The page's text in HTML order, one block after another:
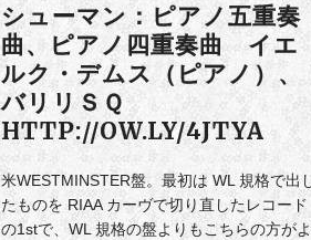
シューマン：ピアノ五重奏
曲、ピアノ四重奏曲 イエ
ルク・デムス（ピアノ）、
バリリＳＱ
HTTP://OW.LY/4JTYA
米WESTMINSTER盤。最初は WL 規格で出
たものを RIAA カーヴで切り直したレコード
の1stで、WL 規格の盤よりもこちらの方がよ